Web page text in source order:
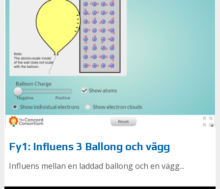
Fy1: Influens 3 Ballong och vägg
Influens mellan en laddad ballong och en vägg...